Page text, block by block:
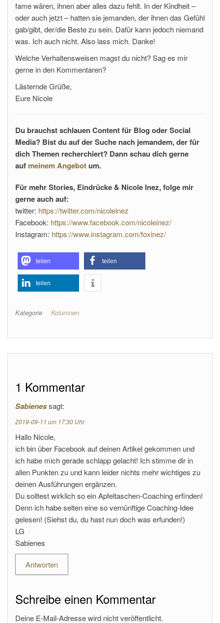
fame wären, ihnen aber alles dazu fehlt. In der Kindheit –
oder auch jetzt – hatten sie jemanden, der ihnen das Gefühl
gab/gibt, der/die Beste zu sein. Dafür kann jedoch niemand
was. Ich auch nicht. Also lass mich. Danke!
Welche Verhaltensweisen magst du nicht? Sag es mir
gerne in den Kommentaren?
Lästernde Grüße,
Eure Nicole
Du brauchst schlauen Content für Blog oder Social
Media? Bist du auf der Suche nach jemandem, der für
dich Themen recherchiert? Dann schau dich gerne
auf meinem Angebotum.
Für mehr Stories, Eindrücke & Nicole Inez, folge mir
gerne auch auf:
twitter: https://twitter.com/nicoleinez
Facebook: https://www.facebook.com/nicoleinez/
Instagram: https://www.instagram.com/foxinez/
teilen teilen
teilen
Kategorie Kolumnen
1 Kommentar
Sabienessagt:
2019-09-11 um 17:30 Uhr
Hallo Nicole,
ich bin über Facebook auf deinen Artikel gekommen und
ich habe mich gerade schlapp gelacht! Ich stimme dir in
allen Punkten zu und kann leider nichts mehr wichtiges zu
deinen Ausführungen ergänzen.
Du solltest wirklich so ein Apfeltaschen-Coaching erfinden!
Denn ich habe selten eine so vernünftige Coaching-Idee
gelesen! (Siehst du, du hast nun doch was erfunden!)
LG
Sabienes
Antworten
Schreibe einen Kommentar
Deine E-Mail-Adresse wird nicht veröffentlicht.